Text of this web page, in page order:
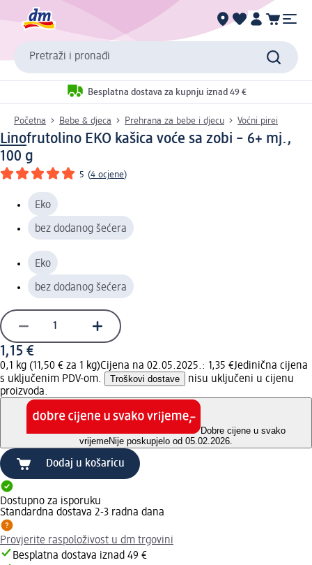
Pretraži i pronađi
Besplatna dostava za kupnju iznad 49 €
Početna Bebe & djeca Prehrana za bebe i djecu Voćni pirei
Linofrutolino EKO kašica voće sa zobi – 6+ mj.,
100 g
5 (4 ocjene)
Eko
bez dodanog šećera
Eko
bez dodanog šećera
1,15 €
0,1 kg (11,50 € za 1 kg)Cijena na 02.05.2025.: 1,35 €Jedinična cijena
s uključenim PDV-om.
Troškovi dostave
nisu uključeni u cijenu
proizvoda.
Dobre cijene u svako
vrijemeNije poskupjelo od 05.02.2026.
Dodaj u košaricu
Dostupno za isporuku
Standardna dostava 2-3 radna dana
Provjerite raspoloživost u dm trgovini
Besplatna dostava iznad 49 €